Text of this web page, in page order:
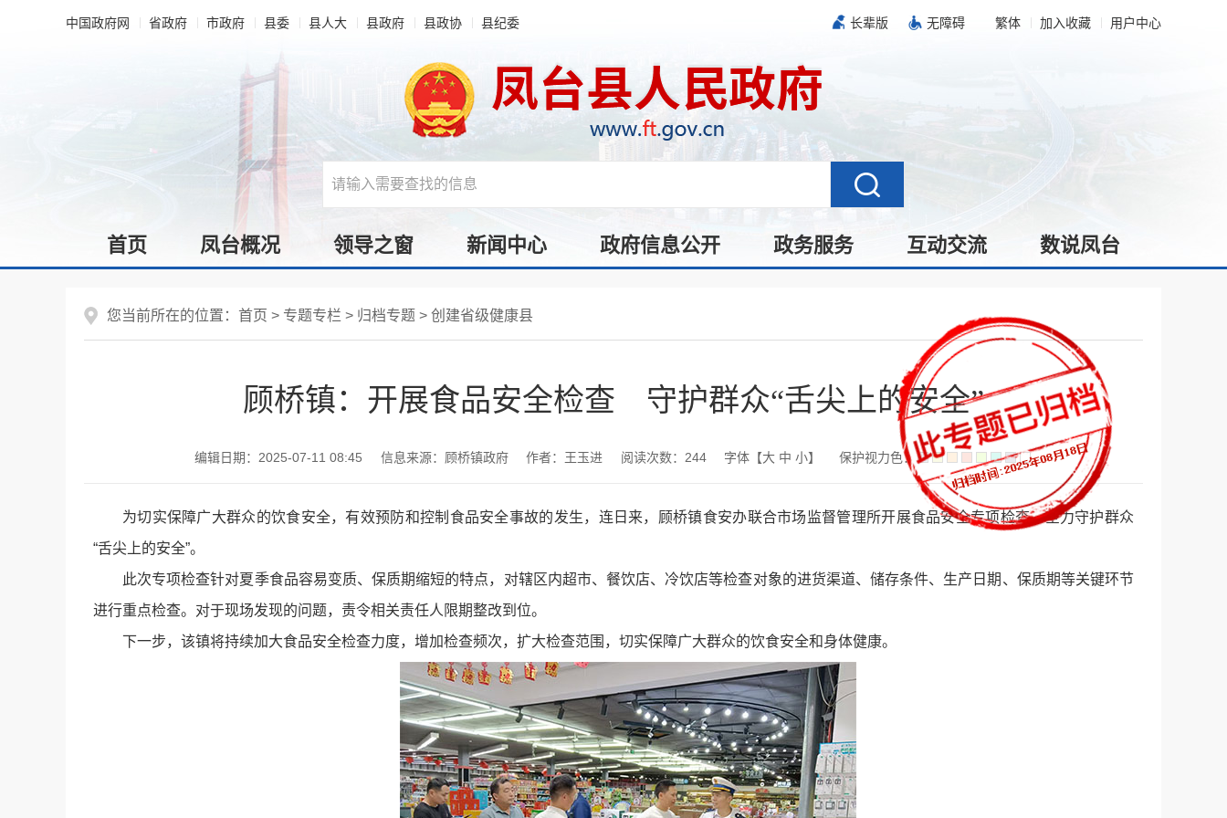
中国政府网 省政府 市政府 县委 县人大 县政府 县政协 县纪委 长辈版 无障碍 繁体 加入收藏 用户中心
首页 凤台概况 领导之窗 新闻中心 政府信息公开 政务服务 互动交流 数说凤台
您当前所在的位置： 首页 > 专题专栏 > 归档专题 > 创建省级健康县
顾桥镇：开展食品安全检查 守护群众“舌尖上的安全”
编辑日期：2025-07-11 08:45 信息来源：顾桥镇政府 作者：王玉进 阅读次数： 244 字体【大 中 小】 保护视力色：
为切实保障广大群众的饮食安全，有效预防和控制食品安全事故的发生，连日来，顾桥镇食安办联合市场监督管理所开展食品安全专项检查，全力守护群众
“舌尖上的安全”。
此次专项检查针对夏季食品容易变质、保质期缩短的特点，对辖区内超市、餐饮店、冷饮店等检查对象的进货渠道、储存条件、生产日期、保质期等关键环节
进行重点检查。对于现场发现的问题，责令相关责任人限期整改到位。
下一步，该镇将持续加大食品安全检查力度，增加检查频次，扩大检查范围，切实保障广大群众的饮食安全和身体健康。